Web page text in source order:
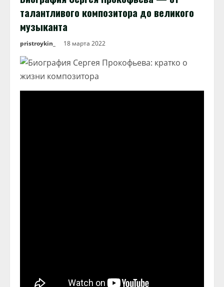
талантливого композитора до великого
музыканта
pristroykin_ 18 марта 2022